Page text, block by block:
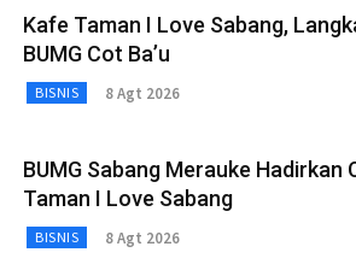
Kafe Taman I Love Sabang,
BUMG Cot Ba’u
BISNIS 8 Agt 2026
BUMG Sabang Merauke Hadirkan
Taman I Love Sabang
BISNIS 8 Agt 2026